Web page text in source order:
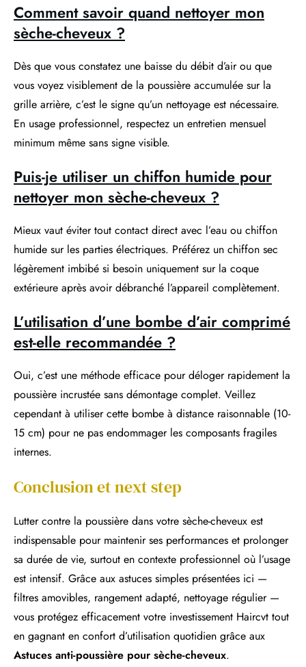
Comment savoir quand nettoyer mon
sèche-cheveux ?
Dès que vous constatez une baisse du débit d’air ou que
vous voyez visiblement de la poussière accumulée sur la
grille arrière, c’est le signe qu’un nettoyage est nécessaire.
En usage professionnel, respectez un entretien mensuel
minimum même sans signe visible.
Puis-je utiliser un chiffon humide pour
nettoyer mon sèche-cheveux ?
Mieux vaut éviter tout contact direct avec l’eau ou chiffon
humide sur les parties électriques. Préférez un chiffon sec
légèrement imbibé si besoin uniquement sur la coque
extérieure après avoir débranché l’appareil complètement.
L’utilisation d’une bombe d’air comprimé
est-elle recommandée ?
Oui, c’est une méthode efficace pour déloger rapidement la
poussière incrustée sans démontage complet. Veillez
cependant à utiliser cette bombe à distance raisonnable (10-
15 cm) pour ne pas endommager les composants fragiles
internes.
Conclusion et next step
Lutter contre la poussière dans votre sèche-cheveux est
indispensable pour maintenir ses performances et prolonger
sa durée de vie, surtout en contexte professionnel où l’usage
est intensif. Grâce aux astuces simples présentées ici —
filtres amovibles, rangement adapté, nettoyage régulier —
vous protégez efficacement votre investissement Haircvt tout
en gagnant en confort d’utilisation quotidien grâce aux
Astuces anti-poussière pour sèche-cheveux.